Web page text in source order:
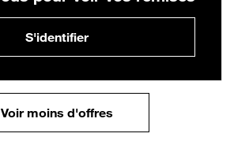
S'identifier
Voir moins d'offres